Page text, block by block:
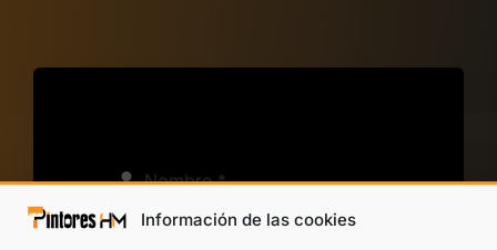
Información de las cookies